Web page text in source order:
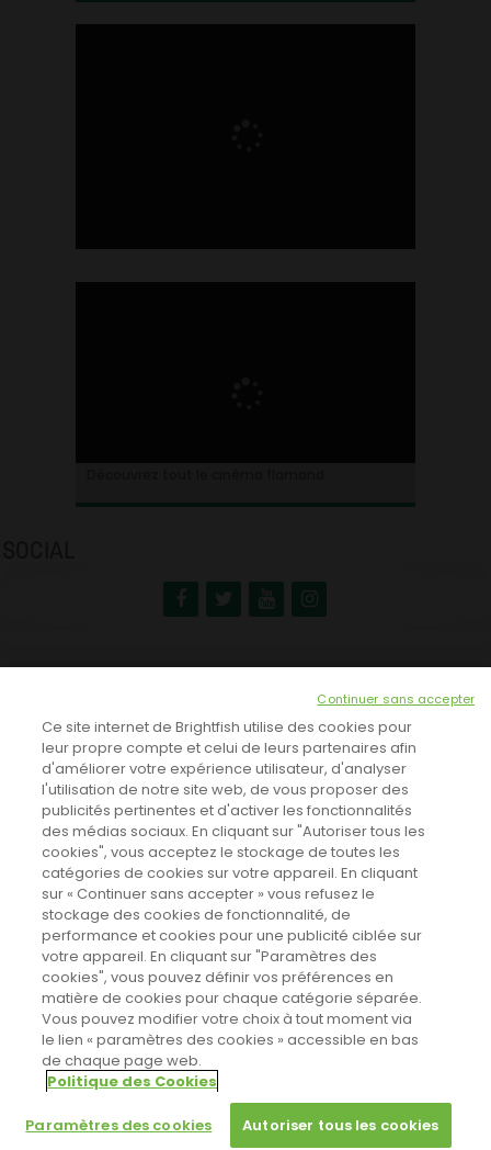
TOUTES LES NEWS
CINEVOX SUR FACEBOOK
Designed byPoids Plume
© Copyright 2011-2026, All Rights Reserved -Politique de cookies
Paramètres des cookies
Sahifa ThemeLicense is not validated, Go to the theme options
page to validate the license, You need a single license for each
domain name.
Ce site internet de Brightfish utilise des cookies pour
leur propre compte et celui de leurs partenaires afin
d'améliorer votre expérience utilisateur, d'analyser
l'utilisation de notre site web, de vous proposer des
publicités pertinentes et d'activer les fonctionnalités
des médias sociaux. En cliquant sur "Autoriser tous les
cookies", vous acceptez le stockage de toutes les
catégories de cookies sur votre appareil. En cliquant
sur « Continuer sans accepter » vous refusez le
stockage des cookies de fonctionnalité, de
performance et cookies pour une publicité ciblée sur
votre appareil. En cliquant sur "Paramètres des
cookies", vous pouvez définir vos préférences en
matière de cookies pour chaque catégorie séparée.
Vous pouvez modifier votre choix à tout moment via
le lien « paramètres des cookies » accessible en bas
de chaque page web.
Politique des Cookies
Paramètres des cookies Autoriser tous les cookies
Continuer sans accepter